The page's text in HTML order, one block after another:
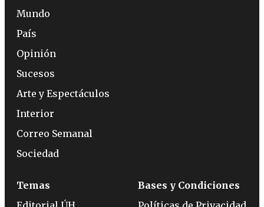
Mundo
País
Opinión
Sucesos
Arte y Espectáculos
Interior
Correo Semanal
Sociedad
Temas
Bases y Condiciones